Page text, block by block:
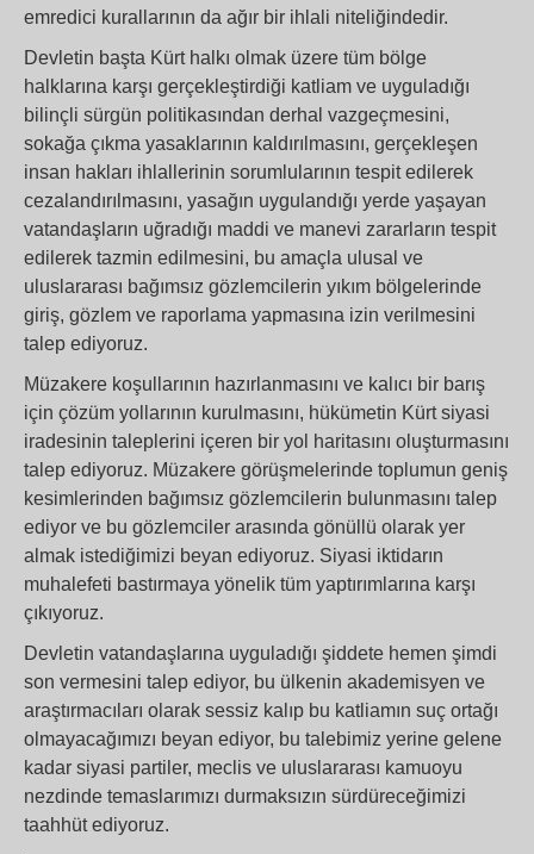
emredici kurallarının da ağır bir ihlali niteliğindedir.
Devletin başta Kürt halkı olmak üzere tüm bölge
halklarına karşı gerçekleştirdiği katliam ve uyguladığı
bilinçli sürgün politikasından derhal vazgeçmesini,
sokağa çıkma yasaklarının kaldırılmasını, gerçekleşen
insan hakları ihlallerinin sorumlularının tespit edilerek
cezalandırılmasını, yasağın uygulandığı yerde yaşayan
vatandaşların uğradığı maddi ve manevi zararların tespit
edilerek tazmin edilmesini, bu amaçla ulusal ve
uluslararası bağımsız gözlemcilerin yıkım bölgelerinde
giriş, gözlem ve raporlama yapmasına izin verilmesini
talep ediyoruz.
Müzakere koşullarının hazırlanmasını ve kalıcı bir barış
için çözüm yollarının kurulmasını, hükümetin Kürt siyasi
iradesinin taleplerini içeren bir yol haritasını oluşturmasını
talep ediyoruz. Müzakere görüşmelerinde toplumun geniş
kesimlerinden bağımsız gözlemcilerin bulunmasını talep
ediyor ve bu gözlemciler arasında gönüllü olarak yer
almak istediğimizi beyan ediyoruz. Siyasi iktidarın
muhalefeti bastırmaya yönelik tüm yaptırımlarına karşı
çıkıyoruz.
Devletin vatandaşlarına uyguladığı şiddete hemen şimdi
son vermesini talep ediyor, bu ülkenin akademisyen ve
araştırmacıları olarak sessiz kalıp bu katliamın suç ortağı
olmayacağımızı beyan ediyor, bu talebimiz yerine gelene
kadar siyasi partiler, meclis ve uluslararası kamuoyu
nezdinde temaslarımızı durmaksızın sürdüreceğimizi
taahhüt ediyoruz.